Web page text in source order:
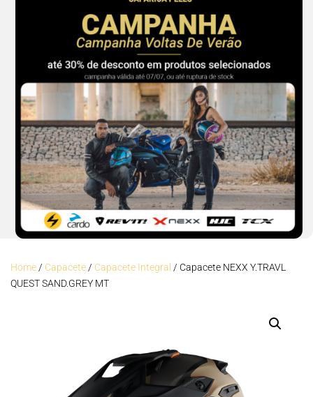
Home/ Capacete/ Capacete Integral / Capacete NEXX Y.TRAVL
QUEST SAND.GREY MT